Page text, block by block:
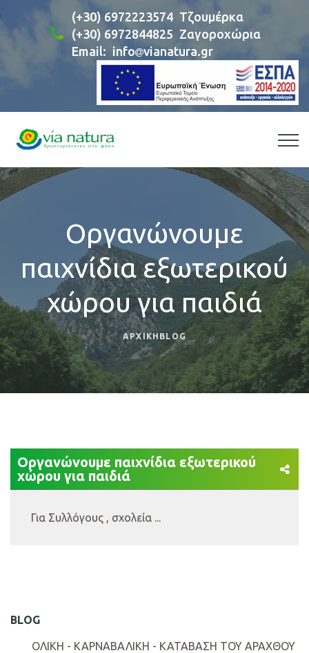
(+30) 6972223574 Τζουμέρκα
(+30) 6972844825 Ζαγοροχώρια
Email: info vianatura.gr
Οργανώνουμε
παιχνίδια εξωτερικού
χώρου για παιδιά
ΑΡΧΙΚΗ BLOG
Οργανώνουμε παιχνίδια εξωτερικού
χώρου για παιδιά
Για Συλλόγους , σχολεία ...
BLOG
ΟΛΙΚΗ - ΚΑΡΝΑΒΑΛΙΚΗ - ΚΑΤΑΒΑΣΗ ΤΟΥ ΑΡΑΧΘΟΥ